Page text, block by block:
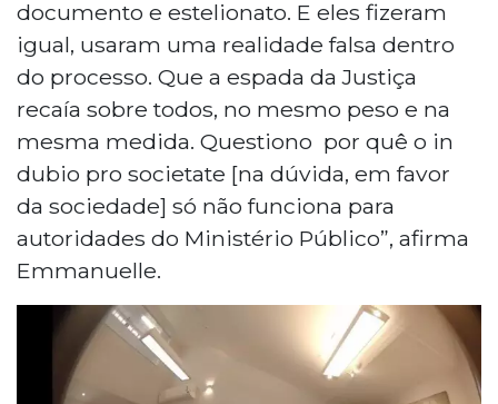
documento e estelionato. E eles fizeram
igual, usaram uma realidade falsa dentro
do processo. Que a espada da Justiça
recaía sobre todos, no mesmo peso e na
mesma medida. Questiono por quê o in
dubio pro societate [na dúvida, em favor
da sociedade] só não funciona para
autoridades do Ministério Público”, afirma
Emmanuelle.